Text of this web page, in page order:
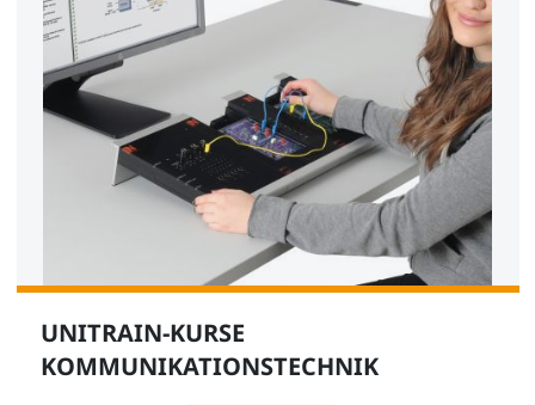
UNITRAIN-KURSE
KOMMUNIKATIONSTECHNIK